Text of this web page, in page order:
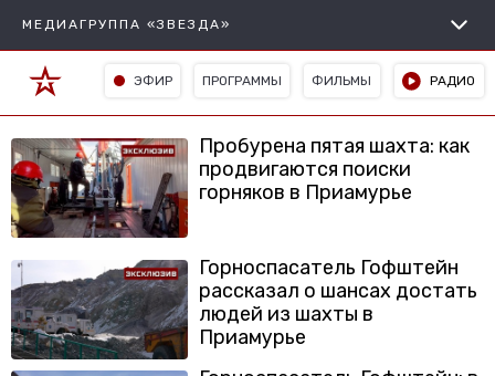
МЕДИАГРУППА «ЗВЕЗДА»
ЭФИР ПРОГРАММЫ ФИЛЬМЫ РАДИО
Пробурена пятая шахта: как
продвигаются поиски
горняков в Приамурье
Горноспасатель Гофштейн
рассказал о шансах достать
людей из шахты в
Приамурье